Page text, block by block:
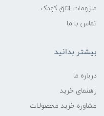
ملزومات اتاق کودک
تماس با ما
بیشتر بدانید
درباره ما
راهنمای خرید
مشاوره خرید محصولات